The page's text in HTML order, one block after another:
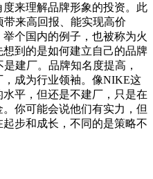
来理解品牌形象的投资。此
来高回报、能实现高价
个国内的例子，也被称为火
到的是如何建立自己的品牌
建厂。品牌知名度提高，
成为行业领袖。像NIKE这
平，但还是不建厂，只是在
你可能会说他们有实力，但
步和成长，不同的是策略不